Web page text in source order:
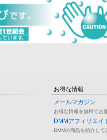
お得な情報
メールマガジン
お得な情報を無料でお
DMMアフィリエイ
DMMの商品を紹介して